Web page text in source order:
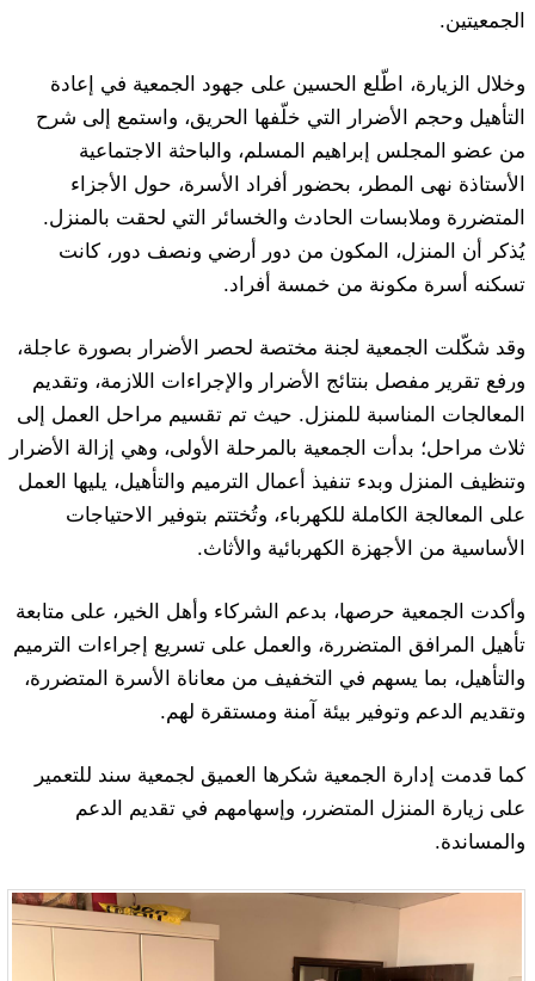
الجمعيتين.
وخلال الزيارة، اطّلع الحسين على جهود الجمعية في إعادة
التأهيل وحجم الأضرار التي خلّفها الحريق، واستمع إلى شرح
من عضو المجلس إبراهيم المسلم، والباحثة الاجتماعية
الأستاذة نهى المطر، بحضور أفراد الأسرة، حول الأجزاء
المتضررة وملابسات الحادث والخسائر التي لحقت بالمنزل.
يُذكر أن المنزل، المكون من دور أرضي ونصف دور، كانت
تسكنه أسرة مكونة من خمسة أفراد.
وقد شكّلت الجمعية لجنة مختصة لحصر الأضرار بصورة عاجلة،
ورفع تقرير مفصل بنتائج الأضرار والإجراءات اللازمة، وتقديم
المعالجات المناسبة للمنزل. حيث تم تقسيم مراحل العمل إلى
ثلاث مراحل؛ بدأت الجمعية بالمرحلة الأولى، وهي إزالة الأضرار
وتنظيف المنزل وبدء تنفيذ أعمال الترميم والتأهيل، يليها العمل
على المعالجة الكاملة للكهرباء، وتُختتم بتوفير الاحتياجات
الأساسية من الأجهزة الكهربائية والأثاث.
وأكدت الجمعية حرصها، بدعم الشركاء وأهل الخير، على متابعة
تأهيل المرافق المتضررة، والعمل على تسريع إجراءات الترميم
والتأهيل، بما يسهم في التخفيف من معاناة الأسرة المتضررة،
وتقديم الدعم وتوفير بيئة آمنة ومستقرة لهم.
كما قدمت إدارة الجمعية شكرها العميق لجمعية سند للتعمير
على زيارة المنزل المتضرر، وإسهامهم في تقديم الدعم
والمساندة.